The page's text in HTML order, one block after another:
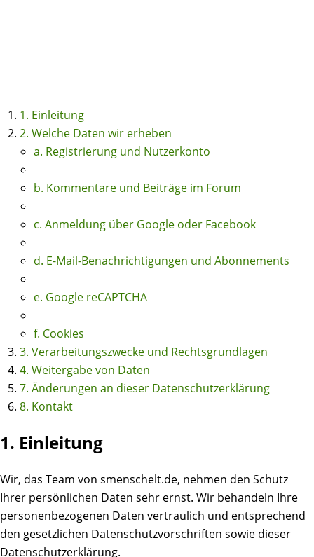
1. Einleitung
2. Welche Daten wir erheben
a. Registrierung und Nutzerkonto
b. Kommentare und Beiträge im Forum
c. Anmeldung über Google oder Facebook
d. E-Mail-Benachrichtigungen und Abonnements
e. Google reCAPTCHA
f. Cookies
3. Verarbeitungszwecke und Rechtsgrundlagen
4. Weitergabe von Daten
7. Änderungen an dieser Datenschutzerklärung
8. Kontakt
1. Einleitung
Wir, das Team von smenschelt.de, nehmen den Schutz
Ihrer persönlichen Daten sehr ernst. Wir behandeln Ihre
personenbezogenen Daten vertraulich und entsprechend
den gesetzlichen Datenschutzvorschriften sowie dieser
Datenschutzerklärung.